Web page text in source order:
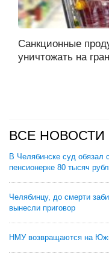
Санкционные
уничтожать на
ВСЕ НОВОСТИ
В Челябинске суд обязал
пенсионерке 80 тысяч
Челябинцу, до смерти
вынесли приговор
НМУ возвращаются на